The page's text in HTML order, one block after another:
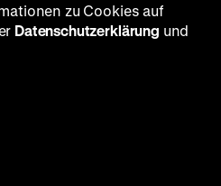
zu Cookies auf
Datenschutzerklärung und